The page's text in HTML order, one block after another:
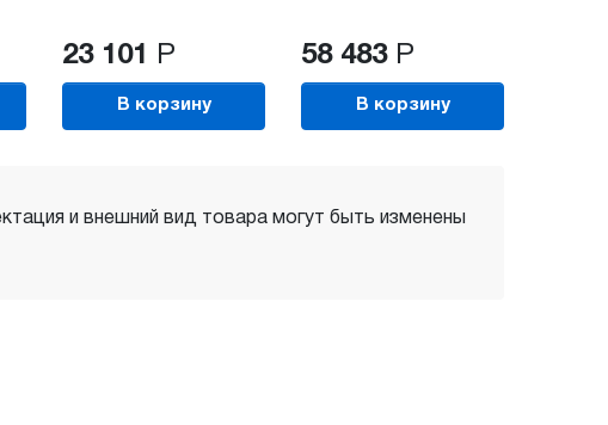
23 101 Р
В корзину
58 483 Р
В корзину
и внешний вид товара могут быть изменены